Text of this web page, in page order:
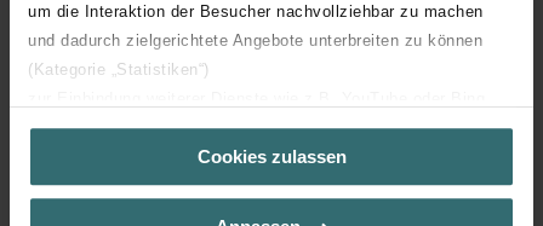
um die Interaktion der Besucher nachvollziehbar zu machen
und dadurch zielgerichtete Angebote unterbreiten zu können
(Kategorie „Statistiken“)
(Kategorie „Marketing“)
Über „Details zeigen“ bzw. die Datenschutzerklärung erhalten
Sie weitere Informationen. Durch die Auswahl der Kategorie
Cookies zulassen
Reingewinnes beträgt.
Die Generalversammlung legt jährlich die Brutto-Dividende in
Prozenten des Nominalwerts der Aktie fest. Die Auszahlung der
Dividende erfolgt netto, d. h. nach Abzug der obligatorischen 35-
Die Verrechnungssteuer kann zurückgefordert werden. Für
ausländische Rückforderungsanträge verweisen wir auf allfällige